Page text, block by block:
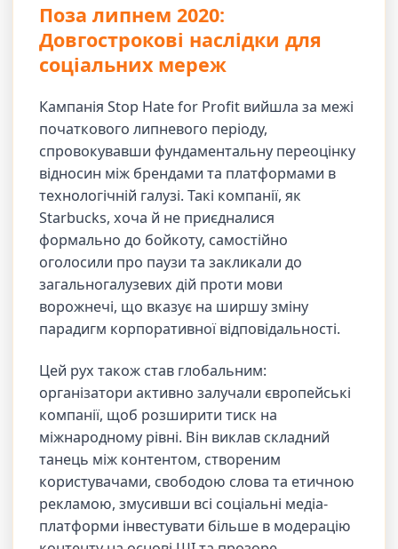
Поза липнем 2020:
Довгострокові наслідки для
соціальних мереж
Кампанія Stop Hate for Profit вийшла за межі
початкового липневого періоду,
спровокувавши фундаментальну переоцінку
відносин між брендами та платформами в
технологічній галузі. Такі компанії, як
Starbucks, хоча й не приєдналися
формально до бойкоту, самостійно
оголосили про паузи та закликали до
загальногалузевих дій проти мови
ворожнечі, що вказує на ширшу зміну
парадигм корпоративної відповідальності.
Цей рух також став глобальним:
організатори активно залучали європейські
компанії, щоб розширити тиск на
міжнародному рівні. Він виклав складний
танець між контентом, створеним
користувачами, свободою слова та етичною
рекламою, змусивши всі соціальні медіа-
платформи інвестувати більше в модерацію